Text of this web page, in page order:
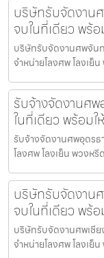
บริษัทรับจัดงาน
จบในที่เดียว พร้
บริษัทรับจัดงานศพจัน
จำหน่ายโลงศพ โลงเย็
รับจ้างจัดงานศ
ในที่เดียว พร้อม
รับจ้างจัดงานศพอุดร
โลงศพ โลงเย็น พวงห
บริษัทรับจัดงาน
จบในที่เดียว พร้
บริษัทรับจัดงานศพเชี
จำหน่ายโลงศพ โลงเย็